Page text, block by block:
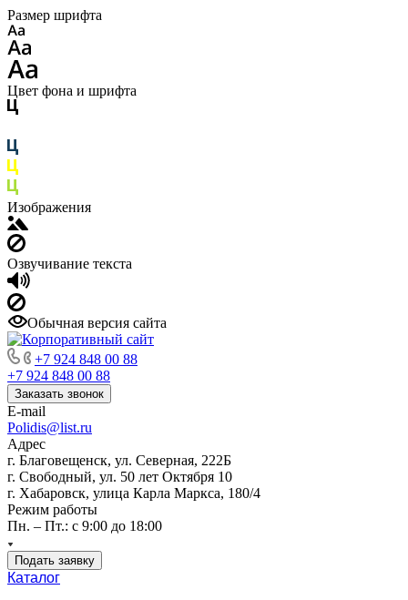
Размер шрифта
Цвет фона и шрифта
Изображения
Озвучивание текста
Обычная версия сайта
+7 924 848 00 88
+7 924 848 00 88
Заказать звонок
E-mail
Polidis@list.ru
Адрес
г. Благовещенск, ул. Северная, 222Б
г. Свободный, ул. 50 лет Октября 10
г. Хабаровск, улица Карла Маркса, 180/4
Режим работы
Пн. – Пт.: с 9:00 до 18:00
Подать заявку
Каталог